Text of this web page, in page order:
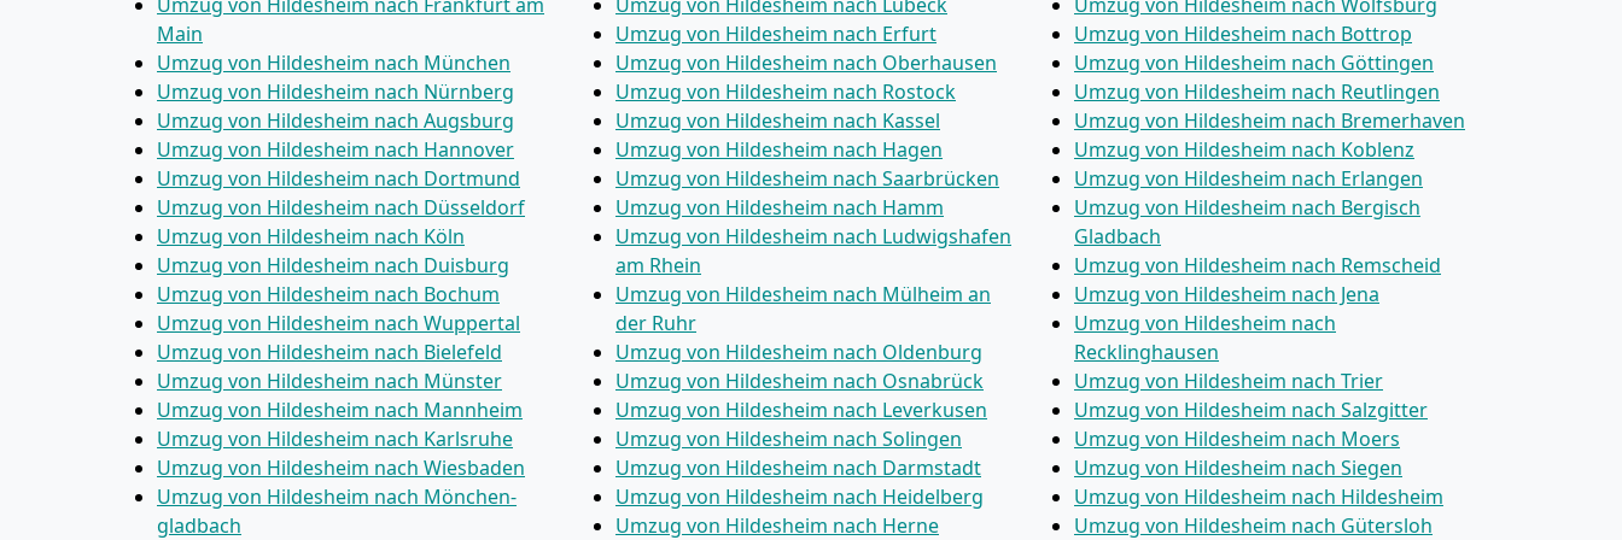
Main
Umzug von Hildesheim nach München
Umzug von Hildesheim nach Nürnberg
Umzug von Hildesheim nach Augsburg
Umzug von Hildesheim nach Hannover
Umzug von Hildesheim nach Dortmund
Umzug von Hildesheim nach Düsseldorf
Umzug von Hildesheim nach Köln
Umzug von Hildesheim nach Duisburg
Umzug von Hildesheim nach Bochum
Umzug von Hildesheim nach Wuppertal
Umzug von Hildesheim nach Bielefeld
Umzug von Hildesheim nach Münster
Umzug von Hildesheim nach Mannheim
Umzug von Hildesheim nach Karlsruhe
Umzug von Hildesheim nach Wiesbaden
Umzug von Hildesheim nach Mönchen­
gladbach
Umzug von Hildesheim nach Erfurt
Umzug von Hildesheim nach Oberhausen
Umzug von Hildesheim nach Rostock
Umzug von Hildesheim nach Kassel
Umzug von Hildesheim nach Hagen
Umzug von Hildesheim nach Saarbrücken
Umzug von Hildesheim nach Hamm
Umzug von Hildesheim nach Ludwigshafen
am Rhein
Umzug von Hildesheim nach Mülheim an
der Ruhr
Umzug von Hildesheim nach Oldenburg
Umzug von Hildesheim nach Osnabrück
Umzug von Hildesheim nach Leverkusen
Umzug von Hildesheim nach Solingen
Umzug von Hildesheim nach Darmstadt
Umzug von Hildesheim nach Heidelberg
Umzug von Hildesheim nach Herne
Umzug von Hildesheim nach Bottrop
Umzug von Hildesheim nach Göttingen
Umzug von Hildesheim nach Reutlingen
Umzug von Hildesheim nach Bremer­haven
Umzug von Hildesheim nach Koblenz
Umzug von Hildesheim nach Erlangen
Umzug von Hildesheim nach Bergisch
Gladbach
Umzug von Hildesheim nach Remscheid
Umzug von Hildesheim nach Jena
Umzug von Hildesheim nach
Recklinghausen
Umzug von Hildesheim nach Trier
Umzug von Hildesheim nach Salzgitter
Umzug von Hildesheim nach Moers
Umzug von Hildesheim nach Siegen
Umzug von Hildesheim nach Hildesheim
Umzug von Hildesheim nach Gütersloh